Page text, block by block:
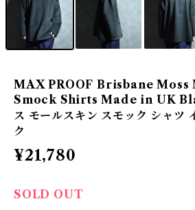
MAX PROOF Brisbane
Smock Shirts Made in UK
ス モールスキン スモック シャツ
ク
¥21,780
SOLD OUT